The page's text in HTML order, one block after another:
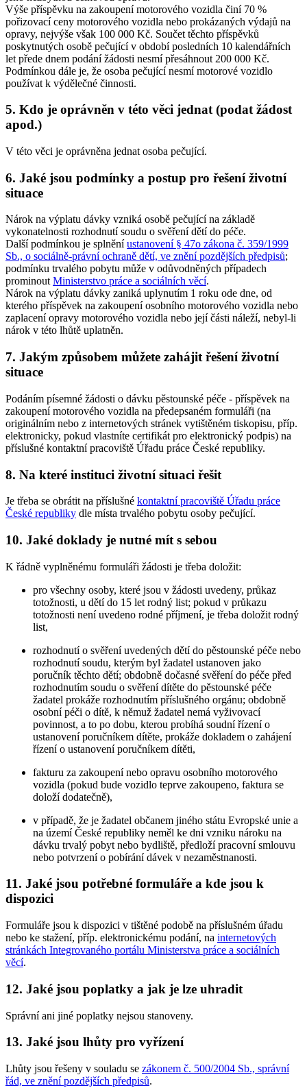
Výše příspěvku na zakoupení motorového vozidla činí 70 %
pořizovací ceny motorového vozidla nebo prokázaných výdajů na
opravy, nejvýše však 100 000 Kč. Součet těchto příspěvků
poskytnutých osobě pečující v období posledních 10 kalendářních
let přede dnem podání žádosti nesmí přesáhnout 200 000 Kč.
Podmínkou dále je, že osoba pečující nesmí motorové vozidlo
používat k výdělečné činnosti.
5. Kdo je oprávněn v této věci jednat (podat žádost
apod.)
V této věci je oprávněna jednat osoba pečující.
6. Jaké jsou podmínky a postup pro řešení životní
situace
Nárok na výplatu dávky vzniká osobě pečující na základě
vykonatelnosti rozhodnutí soudu o svěření dětí do péče.
Další podmínkou je splněníustanovení § 47o zákona č. 359/1999
Sb., o sociálně-právní ochraně dětí, ve znění pozdějších předpisů;
podmínku trvalého pobytu může v odůvodněných případech
prominoutMinisterstvo práce a sociálních věcí.
Nárok na výplatu dávky zaniká uplynutím 1 roku ode dne, od
kterého příspěvek na zakoupení osobního motorového vozidla nebo
zaplacení opravy motorového vozidla nebo její části náleží, nebyl-li
nárok v této lhůtě uplatněn.
7. Jakým způsobem můžete zahájit řešení životní
situace
Podáním písemné žádosti o dávku pěstounské péče - příspěvek na
zakoupení motorového vozidla na předepsaném formuláři (na
originálním nebo z internetových stránek vytištěném tiskopisu, příp.
elektronicky, pokud vlastníte certifikát pro elektronický podpis) na
příslušné kontaktní pracoviště Úřadu práce České republiky.
8. Na které instituci životní situaci řešit
Je třeba se obrátit na příslušné kontaktní pracoviště Úřadu práce
České republiky dle místa trvalého pobytu osoby pečující.
10. Jaké doklady je nutné mít s sebou
K řádně vyplněnému formuláři žádosti je třeba doložit:
pro všechny osoby, které jsou v žádosti uvedeny, průkaz
totožnosti, u dětí do 15 let rodný list; pokud v průkazu
totožnosti není uvedeno rodné příjmení, je třeba doložit rodný
list,
rozhodnutí o svěření uvedených dětí do pěstounské péče nebo
rozhodnutí soudu, kterým byl žadatel ustanoven jako
poručník těchto dětí; obdobně dočasné svěření do péče před
rozhodnutím soudu o svěření dítěte do pěstounské péče
žadatel prokáže rozhodnutím příslušného orgánu; obdobně
osobní péči o dítě, k němuž žadatel nemá vyživovací
povinnost, a to po dobu, kterou probíhá soudní řízení o
ustanovení poručníkem dítěte, prokáže dokladem o zahájení
řízení o ustanovení poručníkem dítěti,
fakturu za zakoupení nebo opravu osobního motorového
vozidla (pokud bude vozidlo teprve zakoupeno, faktura se
doloží dodatečně),
v případě, že je žadatel občanem jiného státu Evropské unie a
na území České republiky neměl ke dni vzniku nároku na
dávku trvalý pobyt nebo bydliště, předloží pracovní smlouvu
nebo potvrzení o pobírání dávek v nezaměstnanosti.
11. Jaké jsou potřebné formuláře a kde jsou k
dispozici
Formuláře jsou k dispozici v tištěné podobě na příslušném úřadu
nebo ke stažení, příp. elektronickému podání, na internetových
stránkách Integrovaného portálu Ministerstva práce a sociálních
věcí.
12. Jaké jsou poplatky a jak je lze uhradit
Správní ani jiné poplatky nejsou stanoveny.
13. Jaké jsou lhůty pro vyřízení
Lhůty jsou řešeny v souladu se zákonem č. 500/2004 Sb., správní
řád, ve znění pozdějších předpisů.